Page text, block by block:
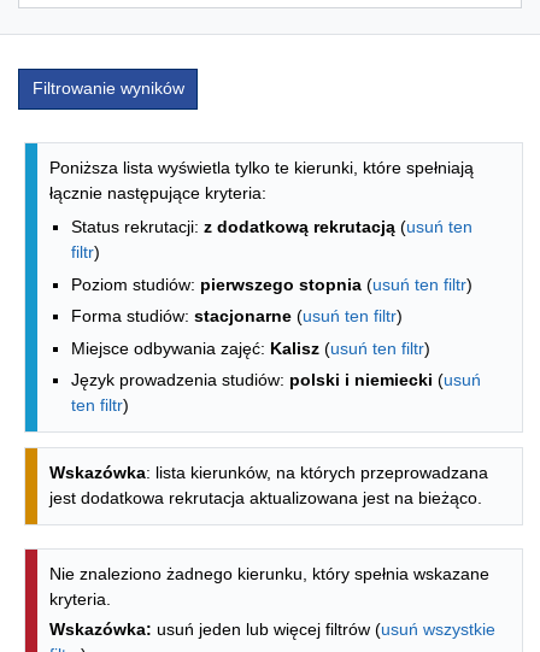
Filtrowanie wyników
Lista kierunków - indeks alfabetyczny
Poniższa lista wyświetla tylko te kierunki, które spełniają
łącznie następujące kryteria:
Status rekrutacji: z dodatkową rekrutacją (usuń ten
filtr)
Poziom studiów: pierwszego stopnia (usuń ten filtr)
Forma studiów: stacjonarne (usuń ten filtr)
Miejsce odbywania zajęć: Kalisz (usuń ten filtr)
Język prowadzenia studiów: polski i niemiecki (usuń
ten filtr)
Wskazówka: lista kierunków, na których przeprowadzana
jest dodatkowa rekrutacja aktualizowana jest na bieżąco.
Nie znaleziono żadnego kierunku, który spełnia wskazane
kryteria.
Wskazówka: usuń jeden lub więcej filtrów (usuń wszystkie